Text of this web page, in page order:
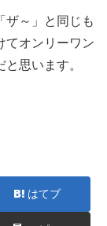
ザ～」と同じも
てオンリーワン
思います。
はてブ